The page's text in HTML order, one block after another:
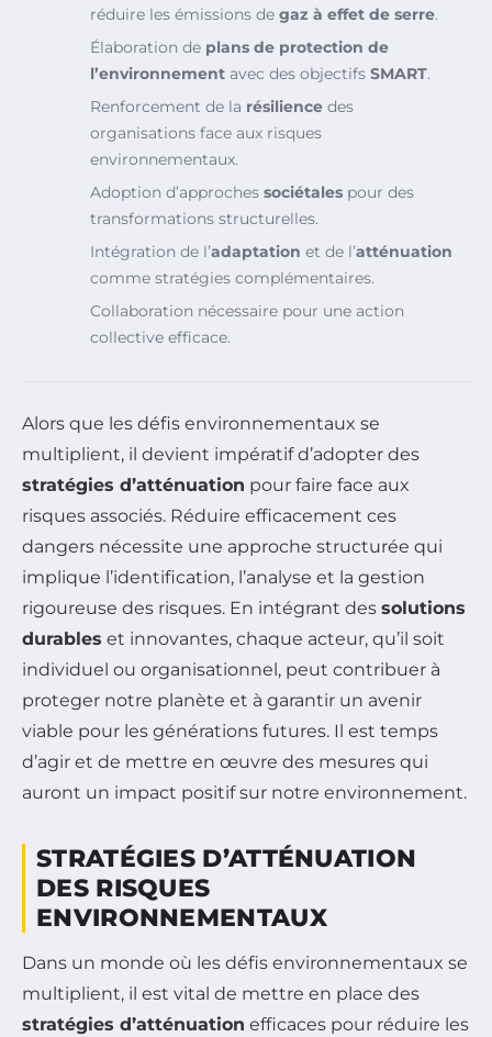
réduire les émissions de gaz à effet de serre.
Élaboration de plans de protection de
l’environnement avec des objectifs SMART.
Renforcement de la résilience des
organisations face aux risques
environnementaux.
Adoption d’approches sociétales pour des
transformations structurelles.
Intégration de l’adaptation et de l’atténuation
comme stratégies complémentaires.
Collaboration nécessaire pour une action
collective efficace.
Alors que les défis environnementaux se
multiplient, il devient impératif d’adopter des
stratégies d’atténuation pour faire face aux
risques associés. Réduire efficacement ces
dangers nécessite une approche structurée qui
implique l’identification, l’analyse et la gestion
rigoureuse des risques. En intégrant des solutions
durables et innovantes, chaque acteur, qu’il soit
individuel ou organisationnel, peut contribuer à
proteger notre planète et à garantir un avenir
viable pour les générations futures. Il est temps
d’agir et de mettre en œuvre des mesures qui
auront un impact positif sur notre environnement.
STRATÉGIES D’ATTÉNUATION
DES RISQUES
ENVIRONNEMENTAUX
Dans un monde où les défis environnementaux se
multiplient, il est vital de mettre en place des
stratégies d’atténuation efficaces pour réduire les